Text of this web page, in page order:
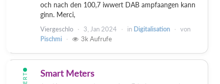
och nach den 100,7 iwwert DAB ampfaangen kann
ginn. Merci,
Viergeschlo 3, Jan 2024 in Digitalisation
von
Pischmi
3k Aufrufe
Smart Meters